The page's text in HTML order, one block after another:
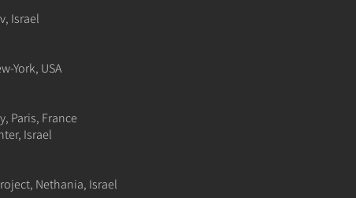
Israel
York, USA
Paris, France
Israel
Nethania, Israel